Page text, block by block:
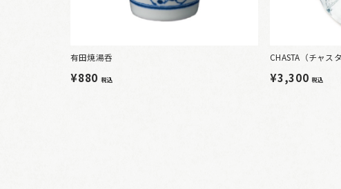
有田焼湯呑
¥880 税込
CHASTA（チャスタ
¥3,300税込